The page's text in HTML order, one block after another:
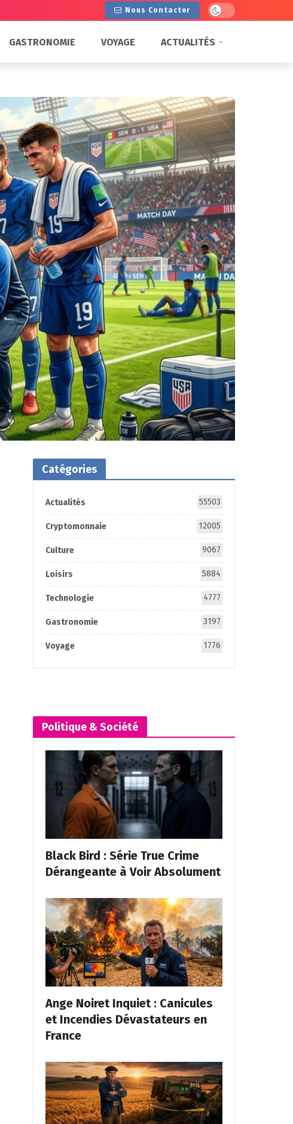
Nous Contacter Dark mode
GASTRONOMIE VOYAGE ACTUALITÉS
Catégories
Actualités 55503
Cryptomonnaie 12005
Culture 9067
Loisirs 5884
Technologie 4777
Gastronomie 3197
Voyage 1776
Politique & Société
Black Bird : Série True Crime
Dérangeante à Voir Absolument
Ange Noiret Inquiet : Canicules
et Incendies Dévastateurs en
France